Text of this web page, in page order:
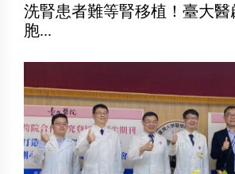
洗腎患者難等腎移植！臺大醫
胞...